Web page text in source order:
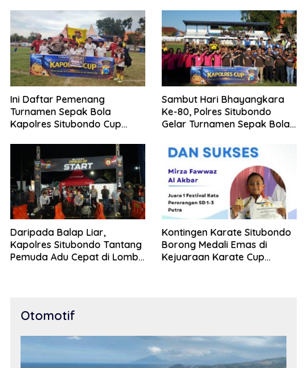
Ini Daftar Pemenang
Turnamen Sepak Bola
Kapolres Situbondo Cup
10 Tahun
Sambut Hari Bhayangkara
Ke-80, Polres Situbondo
Gelar Turnamen Sepak Bola
Daripada Balap Liar,
Kapolres Situbondo Tantang
Pemuda Adu Cepat di Lomba
Kontingen Karate Situbondo
Borong Medali Emas di
Kejuaraan Karate Cup
Otomotif